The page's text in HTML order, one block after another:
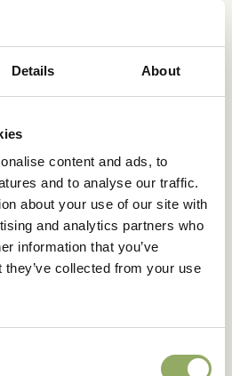
Details About
content and ads, to
and to analyse our traffic.
about your use of our site with
and analytics partners who
information that you’ve
collected from your use
virus, como el INSV, el
antes las plantas afectadas.
de las orquídeas no se